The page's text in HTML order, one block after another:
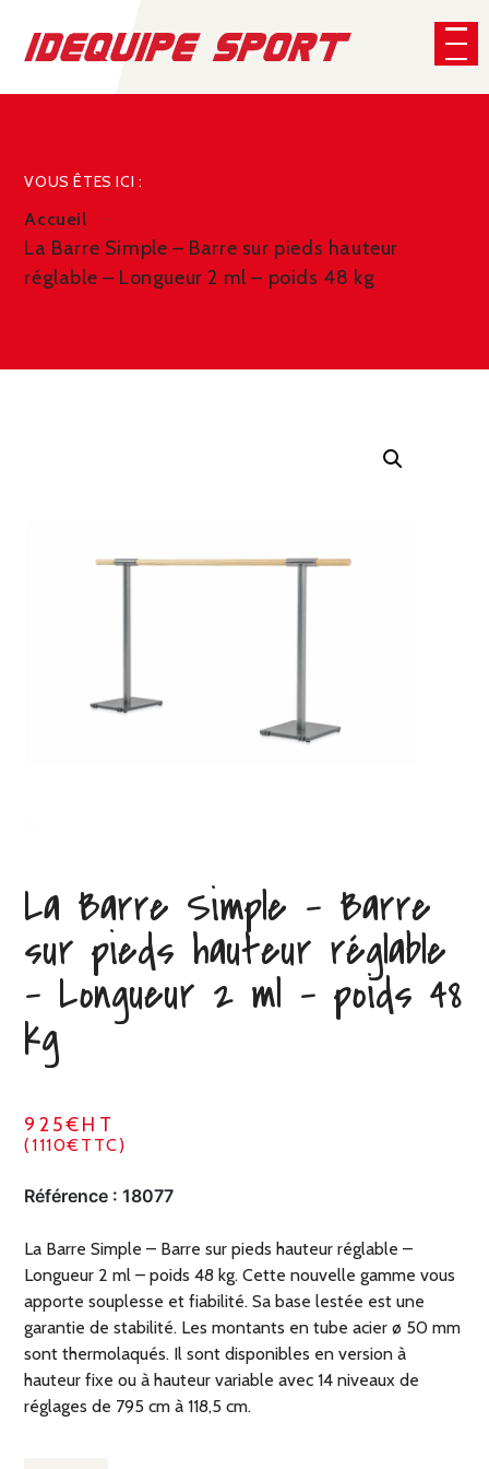
VOUS ÊTES ICI :
Accueil
La Barre Simple – Barre sur pieds hauteur
réglable – Longueur 2 ml – poids 48 kg
La Barre Simple – Barre
sur pieds hauteur réglable
– Longueur 2 ml – poids 48
kg
925€HT
(1110€TTC)
Référence :18077
La Barre Simple – Barre sur pieds hauteur réglable –
Longueur 2 ml – poids 48 kg. Cette nouvelle gamme vous
apporte souplesse et fiabilité. Sa base lestée est une
garantie de stabilité. Les montants en tube acier ø 50 mm
sont thermolaqués. Il sont disponibles en version à
hauteur fixe ou à hauteur variable avec 14 niveaux de
réglages de 795 cm à 118,5 cm.